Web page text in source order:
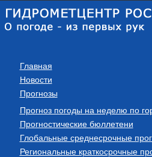
Главная
Новости
Прогнозы
Прогноз погоды на неделю по
Прогностические бюллетени
Глобальные среднесрочные
Региональные краткосрочные